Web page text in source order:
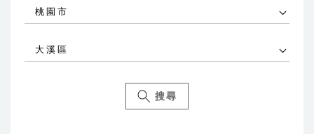
桃園市
大溪區
搜尋